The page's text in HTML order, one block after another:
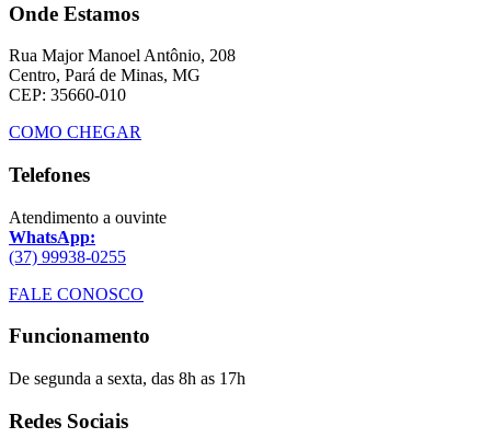
Onde Estamos
Rua Major Manoel Antônio, 208
Centro, Pará de Minas, MG
CEP: 35660-010
COMO CHEGAR
Telefones
Atendimento a ouvinte
WhatsApp:
(37) 99938-0255
FALE CONOSCO
Funcionamento
De segunda a sexta, das 8h as 17h
Redes Sociais